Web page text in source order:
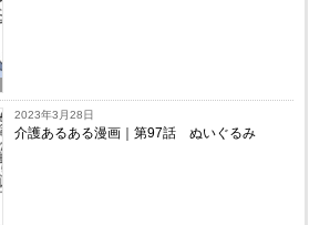
2023年3月28日
介護あるある漫画｜第97話 ぬいぐるみ